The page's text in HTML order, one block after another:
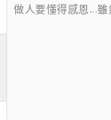
做人要懂得感恩...